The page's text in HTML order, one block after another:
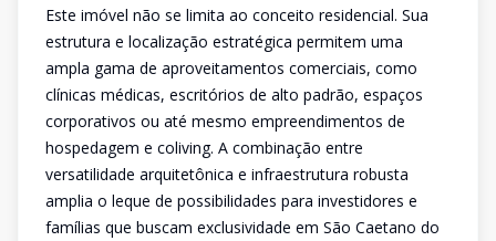
Este imóvel não se limita ao conceito residencial. Sua
estrutura e localização estratégica permitem uma
ampla gama de aproveitamentos comerciais, como
clínicas médicas, escritórios de alto padrão, espaços
corporativos ou até mesmo empreendimentos de
hospedagem e coliving. A combinação entre
versatilidade arquitetônica e infraestrutura robusta
amplia o leque de possibilidades para investidores e
famílias que buscam exclusividade em São Caetano do